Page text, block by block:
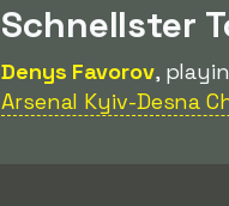
Schnellster
Denys Favorov,
Arsenal Kyiv-Desna